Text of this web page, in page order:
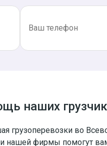
наших
грузоперевозки во
нашей фирмы помогут